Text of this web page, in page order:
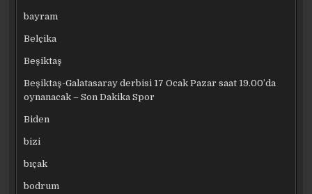
bayram
Belçika
Beşiktaş
Beşiktaş-Galatasaray derbisi 17 Ocak Pazar saat 19.00’da
oynanacak – Son Dakika Spor
Biden
bizi
bıçak
bodrum